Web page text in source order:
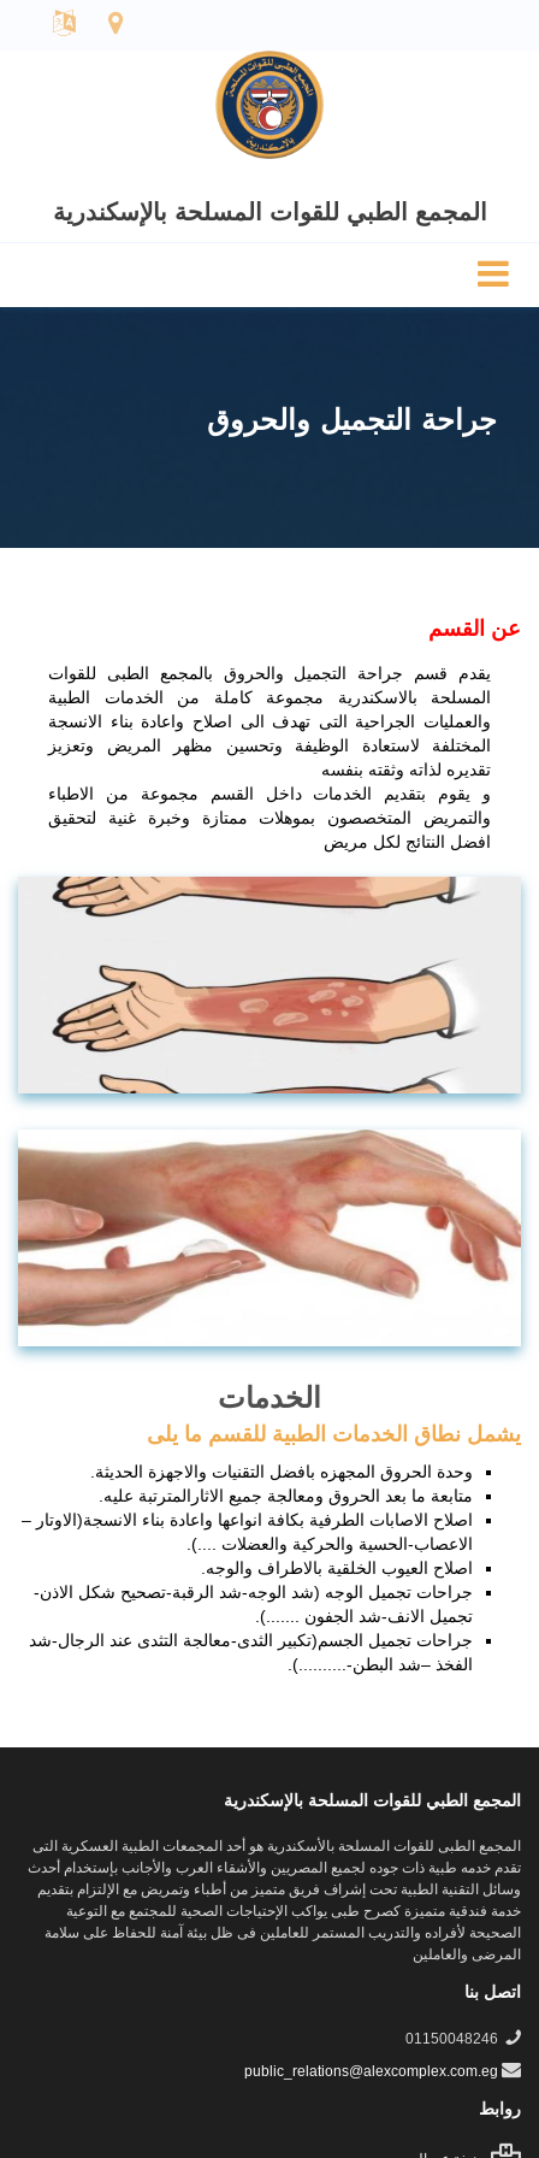
المجمع الطبي للقوات المسلحة بالإسكندرية
جراحة التجميل والحروق
عن القسم
يقدم قسم جراحة التجميل والحروق بالمجمع الطبى للقوات
المسلحة بالاسكندرية مجموعة كاملة من الخدمات الطبية
والعمليات الجراحية التى تهدف الى اصلاح واعادة بناء الانسجة
المختلفة لاستعادة الوظيفة وتحسين مظهر المريض وتعزيز
تقديره لذاته وثقته بنفسه
و يقوم بتقديم الخدمات داخل القسم مجموعة من الاطباء
والتمريض المتخصصون بموهلات ممتازة وخبرة غنية لتحقيق
افضل النتائج لكل مريض
الخدمات
يشمل نطاق الخدمات الطبية للقسم ما يلى
وحدة الحروق المجهزه بافضل التقنيات والاجهزة الحديثة.
متابعة ما بعد الحروق ومعالجة جميع الاثارالمترتبة عليه.
اصلاح الاصابات الطرفية بكافة انواعها واعادة بناء الانسجة(الاوتار –
الاعصاب-الحسية والحركية والعضلات ....).
اصلاح العيوب الخلقية بالاطراف والوجه.
جراحات تجميل الوجه (شد الوجه-شد الرقبة-تصحيح شكل الاذن-
تجميل الانف-شد الجفون .......).
جراحات تجميل الجسم(تكبير الثدى-معالجة التثدى عند الرجال-شد
الفخذ –شد البطن-..........).
المجمع الطبي للقوات المسلحة بالإسكندرية
المجمع الطبى للقوات المسلحة بالأسكندرية هو أحد المجمعات الطبية العسكرية التى
تقدم خدمه طبية ذات جوده لجميع المصريين والأشقاء العرب والأجانب بإستخدام أحدث
وسائل التقنية الطبية تحت إشراف فريق متميز من أطباء وتمريض مع الإلتزام بتقديم
خدمة فندقية متميزة كصرح طبى يواكب الإحتياجات الصحية للمجتمع مع التوعية
الصحيحة لأفراده والتدريب المستمر للعاملين فى ظل بيئة آمنة للحفاظ على سلامة
المرضى والعاملين
اتصل بنا
روابط